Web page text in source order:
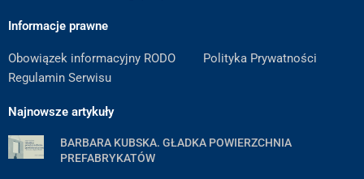
Informacje prawne
Obowiązek informacyjny RODO
Polityka Prywatności
Regulamin Serwisu
Najnowsze artykuły
BARBARA KUBSKA. GŁADKA POWIERZCHNIA
PREFABRYKATÓW